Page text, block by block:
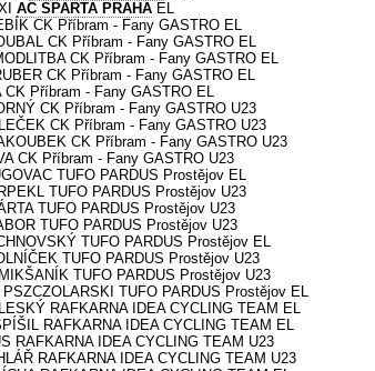
AC SPARTA PRAHA EL
CK Příbram - Fany GASTRO EL
CK Příbram - Fany GASTRO EL
CK Příbram - Fany GASTRO EL
CK Příbram - Fany GASTRO EL
CK Příbram - Fany GASTRO EL
CK Příbram - Fany GASTRO U23
CK Příbram - Fany GASTRO U23
CK Příbram - Fany GASTRO U23
CK Příbram - Fany GASTRO U23
TUFO PARDUS Prostějov EL
TUFO PARDUS Prostějov U23
TUFO PARDUS Prostějov U23
TUFO PARDUS Prostějov U23
TUFO PARDUS Prostějov EL
TUFO PARDUS Prostějov U23
TUFO PARDUS Prostějov U23
TUFO PARDUS Prostějov EL
RAFKARNA IDEA CYCLING TEAM EL
RAFKARNA IDEA CYCLING TEAM EL
RAFKARNA IDEA CYCLING TEAM U23
RAFKARNA IDEA CYCLING TEAM U23